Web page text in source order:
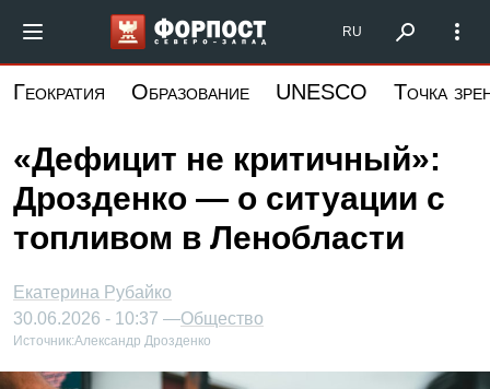
основному
Форпост Северо-Запад
RU
Геократия Образование UNESCO Точка
«Дефицит не критичный»:
Дрозденко — о ситуации с
топливом в Ленобласти
Екатерина Рубайко
30.06.2026 - 10:37 —Общество
Источник:Александр Дрозденко